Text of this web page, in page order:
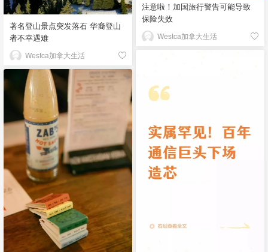
注意啦！加国旅行警告可能导致
保险失效
Westca加拿大生活
著名登山景点突发落石 华裔登山
者不幸遇难
Westca加拿大生活